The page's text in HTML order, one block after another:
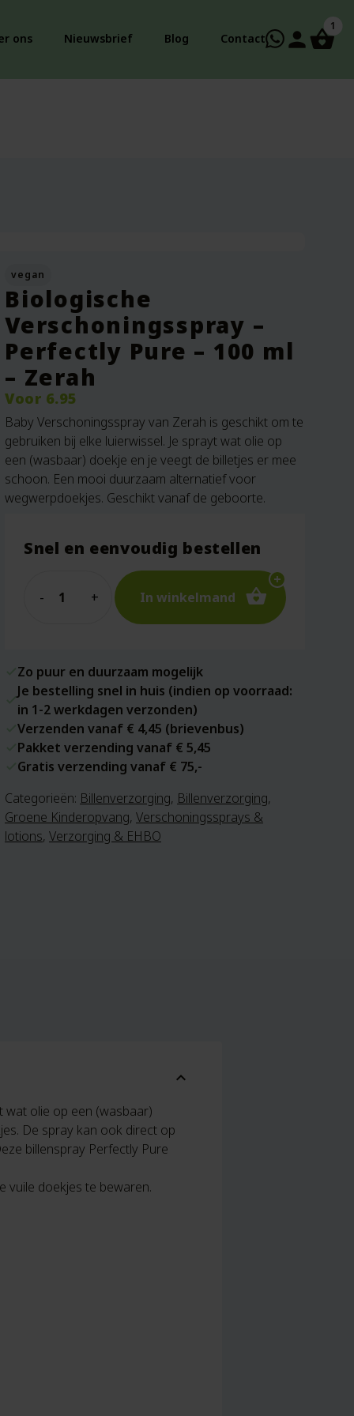
ons Nieuwsbrief Blog Contact person
1
vegan
Biologische
Verschoningsspray –
Perfectly Pure – 100 ml
– Zerah
Voor 6.95
Baby Verschoningsspray van Zerah is geschikt om te
gebruiken bij elke luierwissel. Je sprayt wat olie op
een (wasbaar) doekje en je veegt de billetjes er mee
schoon. Een mooi duurzaam alternatief voor
wegwerpdoekjes. Geschikt vanaf de geboorte.
Snel en eenvoudig bestellen
In winkelmand
Zo puur en duurzaam mogelijk
Je bestelling snel in huis (indien op voorraad:
in 1-2 werkdagen verzonden)
Verzenden vanaf € 4,45 (brievenbus)
Pakket verzending vanaf € 5,45
Gratis verzending vanaf € 75,-
Categorieën: Billenverzorging, Billenverzorging,
Groene Kinderopvang, Verschoningssprays &
lotions, Verzorging & EHBO
expand_more
wat olie op een (wasbaar)
De spray kan ook direct op
billenspray Perfectly Pure
vuile doekjes te bewaren.